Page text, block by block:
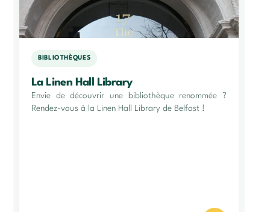
BIBLIOTHÈQUES
La Linen Hall Library
Envie de découvrir une bibliothèque renommée ?
Rendez-vous à la Linen Hall Library de Belfast !